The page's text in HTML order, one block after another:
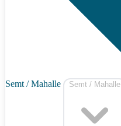
Semt / Mahalle Semt / Mahalle